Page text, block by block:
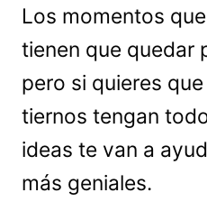
Los momentos
tienen que quedar
pero si quieres
tiernos tengan
ideas te van a
más geniales.